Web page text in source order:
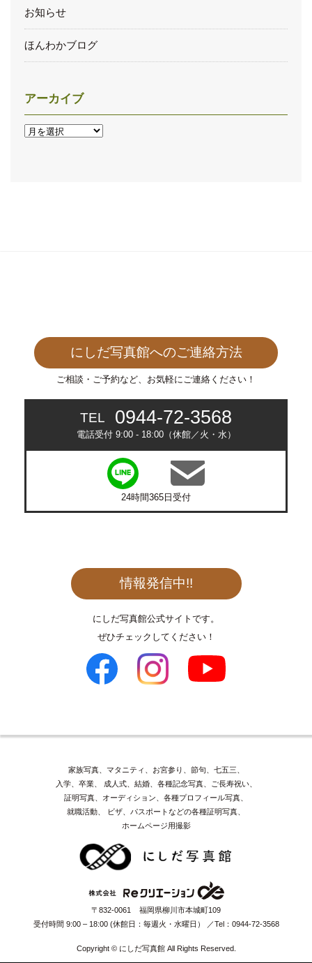
お知らせ
ほんわかブログ
アーカイブ
ア
にしだ写真館へのご連絡方法
ご相談・ご予約など、お気軽にご連絡ください！
TEL 0944-72-3568
電話受付 9:00 - 18:00（休館／火・水）
24時間365日受付
情報発信中!!
にしだ写真館公式サイトです。
ぜひチェックしてください！
家族写真、マタニティ、お宮参り、節句、七五三、
入学、卒業、
成人式、結婚、各種記念写真、ご長寿祝い、
証明写真、オーディション、各種プロフィール写真、
就職活動、
ビザ、パスポートなどの各種証明写真、
ホームページ用撮影
〒832-0061 福岡県柳川市本城町109
受付時間 9:00 – 18:00 (休館日：毎週火・水曜日）
Tel：0944-72-3568
Copyright © にしだ写真館 All Rights Reserved.